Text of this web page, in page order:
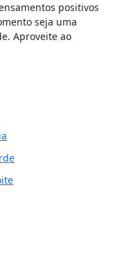
positivos
seja uma
Aproveite ao